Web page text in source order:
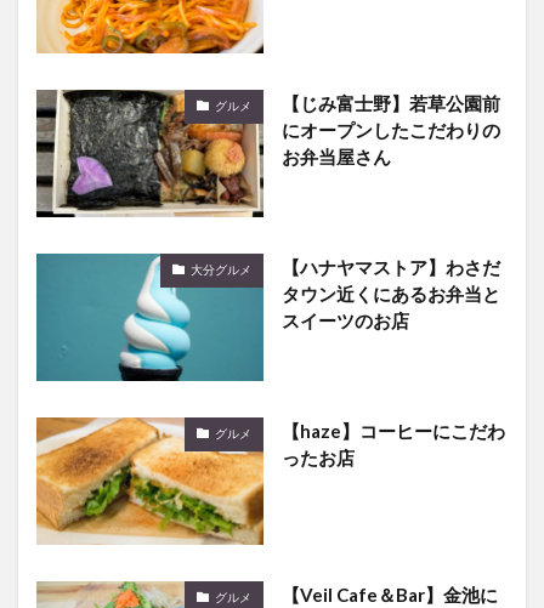
グルメ
【じみ富士野】若草公園前
にオープンしたこだわりの
お弁当屋さん
大分グルメ
【ハナヤマストア】わさだ
タウン近くにあるお弁当と
スイーツのお店
グルメ
【haze】コーヒーにこだわ
ったお店
グルメ
【Veil Cafe＆Bar】金池に